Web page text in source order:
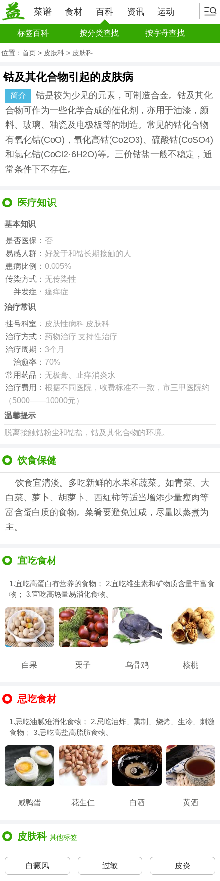
菜谱 食材 百科 资讯 运动
标签百科 按分类查找 按字母查找
位置： 首页 > 皮肤科 > 皮肤科
钴及其化合物引起的皮肤病
简介
钴是较为少见的元素，可制造合金。钴及其化
合物可作为一些化学合成的催化剂，亦用于油漆，颜
料、玻璃、釉瓷及电极板等的制造。常见的钴化合物
有氧化钴(CoO)，氧化高钴(Co2O3)、硫酸钴(CoSO4)
和氯化钴(CoCl2·6H2O)等。三价钴盐一般不稳定，通
常条件下不存在。
医疗知识
基本知识
是否医保： 否
易感人群： 好发于和钴长期接触的人
患病比例： 0.005%
传染方式： 无传染性
并发症： 瘙痒症
治疗常识
挂号科室： 皮肤性病科 皮肤科
治疗方式： 药物治疗 支持性治疗
治疗周期： 3个月
治愈率： 70%
常用药品： 无极膏、止痒消炎水
治疗费用： 根据不同医院，收费标准不一致，市三甲医院约
（5000——10000元）
温馨提示
脱离接触钴粉尘和钴盐，钴及其化合物的环境。
饮食保健
饮食宜清淡。多吃新鲜的水果和蔬菜。如青菜、大
白菜、萝卜、胡萝卜、西红柿等适当增添少量瘦肉等
富含蛋白质的食物。菜肴要避免过咸，尽量以蒸煮为
主。
宜吃食材
1.宜吃高蛋白有营养的食物； 2.宜吃维生素和矿物质含量丰富食
物； 3.宜吃高热量易消化食物。
白果 栗子 乌骨鸡 核桃
忌吃食材
1.忌吃油腻难消化食物； 2.忌吃油炸、熏制、烧烤、生冷、刺激
食物； 3.忌吃高盐高脂肪食物。
咸鸭蛋 花生仁 白酒 黄酒
皮肤科 其他标签
白癜风 过敏 皮炎